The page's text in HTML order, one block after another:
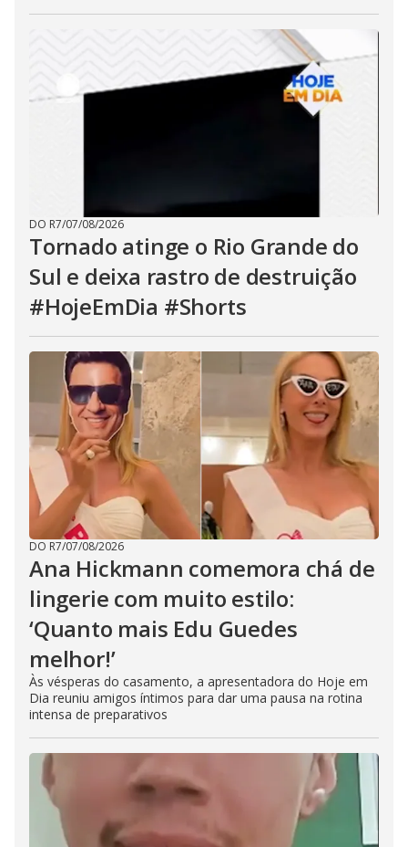
DO R7/07/08/2026
Tornado atinge o Rio Grande do
Sul e deixa rastro de destruição
#HojeEmDia #Shorts
DO R7/07/08/2026
Ana Hickmann comemora chá de
lingerie com muito estilo:
‘Quanto mais Edu Guedes
melhor!’
Às vésperas do casamento, a apresentadora do Hoje em
Dia reuniu amigos íntimos para dar uma pausa na rotina
intensa de preparativos